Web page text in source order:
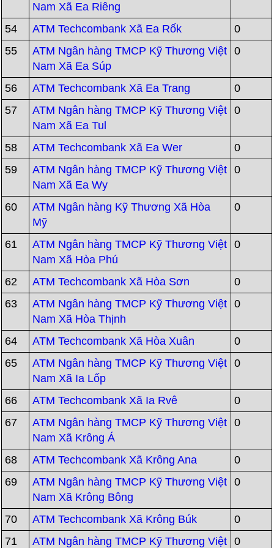
Nam Xã Ea Riêng
54 ATM Techcombank Xã Ea Rốk
0
55
ATM Ngân hàng TMCP Kỹ Thương Việt
Nam Xã Ea Súp
0
56 ATM Techcombank Xã Ea Trang
0
57
ATM Ngân hàng TMCP Kỹ Thương Việt
Nam Xã Ea Tul
0
58 ATM Techcombank Xã Ea Wer
0
59
ATM Ngân hàng TMCP Kỹ Thương Việt
Nam Xã Ea Wy
0
60
ATM Ngân hàng Kỹ Thương Xã Hòa
Mỹ
0
61
ATM Ngân hàng TMCP Kỹ Thương Việt
Nam Xã Hòa Phú
0
62 ATM Techcombank Xã Hòa Sơn
0
63
ATM Ngân hàng TMCP Kỹ Thương Việt
Nam Xã Hòa Thịnh
0
64 ATM Techcombank Xã Hòa Xuân
0
65
ATM Ngân hàng TMCP Kỹ Thương Việt
Nam Xã Ia Lốp
0
66 ATM Techcombank Xã Ia Rvê
0
67
ATM Ngân hàng TMCP Kỹ Thương Việt
Nam Xã Krông Á
0
68 ATM Techcombank Xã Krông Ana
0
69
ATM Ngân hàng TMCP Kỹ Thương Việt
Nam Xã Krông Bông
0
70 ATM Techcombank Xã Krông Búk
0
71
ATM Ngân hàng TMCP Kỹ Thương Việt
0